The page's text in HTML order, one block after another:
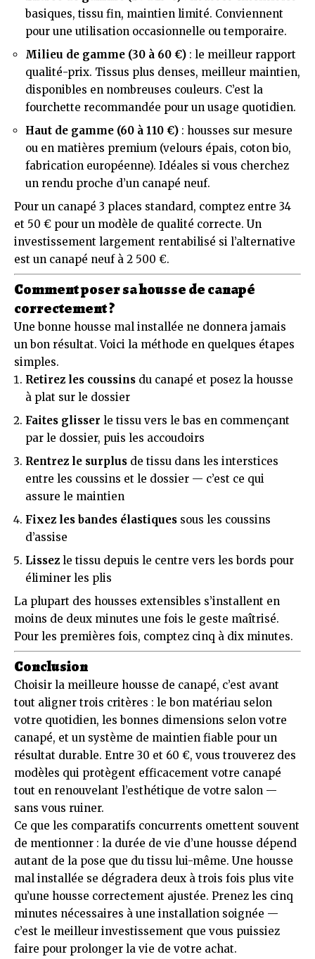
basiques, tissu fin, maintien limité. Conviennent
pour une utilisation occasionnelle ou temporaire.
Milieu de gamme (30 à 60 €) : le meilleur rapport
qualité-prix. Tissus plus denses, meilleur maintien,
disponibles en nombreuses couleurs. C’est la
fourchette recommandée pour un usage quotidien.
Haut de gamme (60 à 110 €) : housses sur mesure
ou en matières premium (velours épais, coton bio,
fabrication européenne). Idéales si vous cherchez
un rendu proche d’un canapé neuf.
Pour un canapé 3 places standard, comptez entre 34
et 50 € pour un modèle de qualité correcte. Un
investissement largement rentabilisé si l’alternative
est un canapé neuf à 2 500 €.
Comment poser sa housse de canapé
correctement ?
Une bonne housse mal installée ne donnera jamais
un bon résultat. Voici la méthode en quelques étapes
simples.
Retirez les coussins du canapé et posez la housse
à plat sur le dossier
Faites glisser le tissu vers le bas en commençant
par le dossier, puis les accoudoirs
Rentrez le surplus de tissu dans les interstices
entre les coussins et le dossier — c’est ce qui
assure le maintien
Fixez les bandes élastiques sous les coussins
d’assise
Lissez le tissu depuis le centre vers les bords pour
éliminer les plis
La plupart des housses extensibles s’installent en
moins de deux minutes une fois le geste maîtrisé.
Pour les premières fois, comptez cinq à dix minutes.
Conclusion
Choisir la meilleure housse de canapé, c’est avant
tout aligner trois critères : le bon matériau selon
votre quotidien, les bonnes dimensions selon votre
canapé, et un système de maintien fiable pour un
résultat durable. Entre 30 et 60 €, vous trouverez des
modèles qui protègent efficacement votre canapé
tout en renouvelant l’esthétique de votre salon —
sans vous ruiner.
Ce que les comparatifs concurrents omettent souvent
de mentionner : la durée de vie d’une housse dépend
autant de la pose que du tissu lui-même. Une housse
mal installée se dégradera deux à trois fois plus vite
qu’une housse correctement ajustée. Prenez les cinq
minutes nécessaires à une installation soignée —
c’est le meilleur investissement que vous puissiez
faire pour prolonger la vie de votre achat.